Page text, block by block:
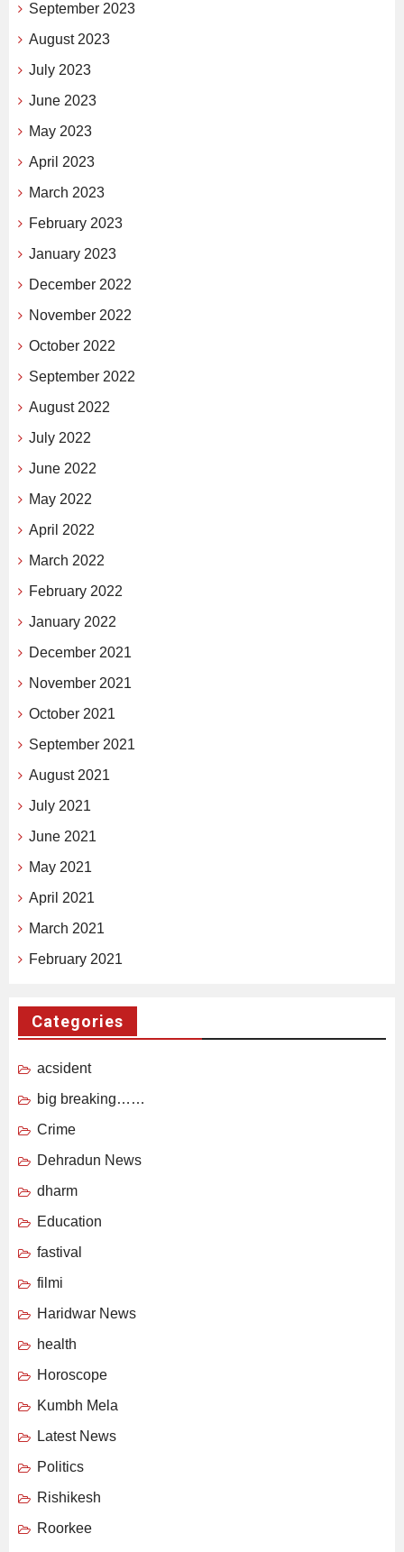
September 2023
August 2023
July 2023
June 2023
May 2023
April 2023
March 2023
February 2023
January 2023
December 2022
November 2022
October 2022
September 2022
August 2022
July 2022
June 2022
May 2022
April 2022
March 2022
February 2022
January 2022
December 2021
November 2021
October 2021
September 2021
August 2021
July 2021
June 2021
May 2021
April 2021
March 2021
February 2021
Categories
acsident
big breaking……
Crime
Dehradun News
dharm
Education
fastival
filmi
Haridwar News
health
Horoscope
Kumbh Mela
Latest News
Politics
Rishikesh
Roorkee